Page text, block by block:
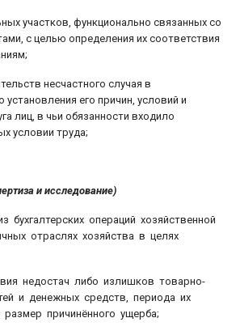
участков, функционально связанных со
с целью определения их соответствия
несчастного случая в
его причин, условий и
лиц, в чьи обязанности входило
условии труда;
и исследование)
бухгалтерских операций хозяйственной
отраслях хозяйства в целях
недостач либо излишков товарно-
и денежных средств, периода их
причинённого ущерба;